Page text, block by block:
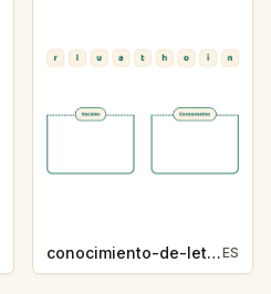
conocimiento-de-letras-k230-5ES